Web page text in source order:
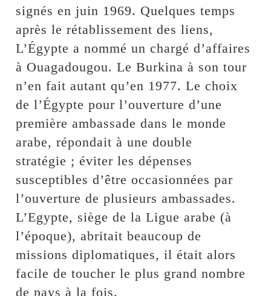
signés en juin 1969. Quelques temps
après le rétablissement des liens,
L’Égypte a nommé un chargé d’affaires
à Ouagadougou. Le Burkina à son tour
n’en fait autant qu’en 1977. Le choix
de l’Égypte pour l’ouverture d’une
première ambassade dans le monde
arabe, répondait à une double
stratégie ; éviter les dépenses
susceptibles d’être occasionnées par
l’ouverture de plusieurs ambassades.
L’Egypte, siège de la Ligue arabe (à
l’époque), abritait beaucoup de
missions diplomatiques, il était alors
facile de toucher le plus grand nombre
de pays à la fois.